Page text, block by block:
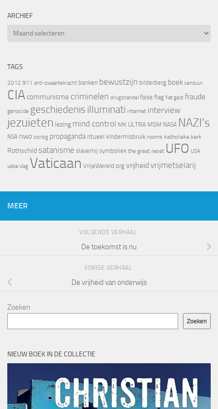
ARCHIEF
Archief
TAGS
2012 911 anti-zwaartekracht banken bewustzijn bilderberg boek censuur
CIA communisme criminelen drugshandel false flag fiat geld fraude
genocide geschiedenis illuminati internet interview
jezuïeten lezing mind control MK ULTRA MSM NASA NAZI's
NSA nwo oorlog propaganda ritueel kindermisbruik rooms katholieke kerk
Rothschild satanisme slavernij symboliek the great reset UFO USA
valse vlag Vaticaan VrijeWereld.org vrijheid vrijmetselarij
MEER
VOLGENDE VERHAAL
De toekomst is nu
VORIGE VERHAAL
De vrijheid van onderwijs
Zoeken
Zoeken
NIEUW BOEK IN DE COLLECTIE